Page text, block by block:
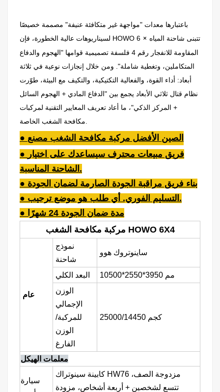
باعتبارها معدات "مواجهة غير متكافئة عنيفة" مصممة خصيصًا
لسيناريوهات عالية الخطورة، فإن HOWO 6 × تتبنى شاحنة المياه
المقاومة للانفجار رقم 4 فلسفة تصميمية قوامها "الهجوم والدفاع
المتكاملين، وتغطية شاملة". ومن خلال إنجازات نوعية في ثلاثة
أبعاد: أداء القوة، والفعالية التكتيكية، والتكيف مع البيئة، طوّرت
نظام قتال ثلاثي الأبعاد يجمع بين "الدفاع المادي + الهجوم السائل
+ المركز الذكي"، ما أعاد تعريف المعايير التقنية لمركبات
مكافحة الشغب الخاصة.
● الصين الأفضل مركبة مكافحة الشغب مصنع
● فريق مبيعات محترف سيساعدك على اختيار
الشاحنة المناسبة.
● بناء فريق مراقبة الجودة الصارمة لضمان الجودة
● التسليم الفوري. أي طلب هو موضع ترحيب.
● مدة ضمان الجودة 24 شهرًا
مركبة مكافحة الشغب HOWO 6X4
عام
نموذج
شاحنة
ساينوتروك هوو
البعد الكلي
10500*2550*3950 مم
الوزن
الإجمالي
للمركبة/
الوزن
الفارغ
25000/14450 كجم
معلمات الهيكل
سيارة
كابينة سينوتراك HW76 مزدوجة الصف،
تتسع لشخصين + أربعة أشخاص، مزودة